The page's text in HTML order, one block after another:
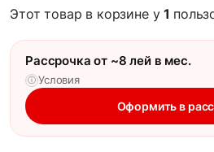
Этот товар в корзине у1
Рассрочка от ~8 лей в мес.
ⓘ Условия
Оформить в